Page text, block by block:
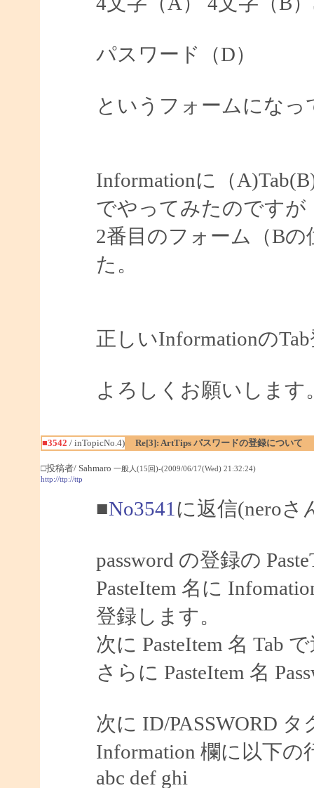
パスワード（D）
というフォームになっ
Informationに（
でやってみたのですが
2番目のフォーム（B
た。
正しいInformationの
よろしくお願いします
■3542 / inTopicNo.4) Re[3]: ArtTips パスワードの登録について
□投稿者/ Sahmaro 一般人(15回)-(2009/06/17(Wed) 21:32:24)
http://ttp://ttp
■No3541 に返信(neroさ
password の登録の
PasteItem 名に
登録します。
次に PasteItem 名 Tab
さらに PasteItem 名
次に ID/PASSWORD タ
Information 欄に以下の
abc def ghi